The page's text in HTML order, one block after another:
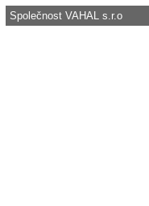
Společnost VAHAL s.r.o